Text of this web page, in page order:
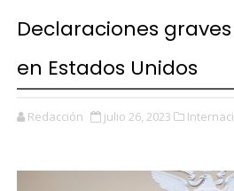
Declaraciones graves
en Estados Unidos
Redacción julio 26, 2023